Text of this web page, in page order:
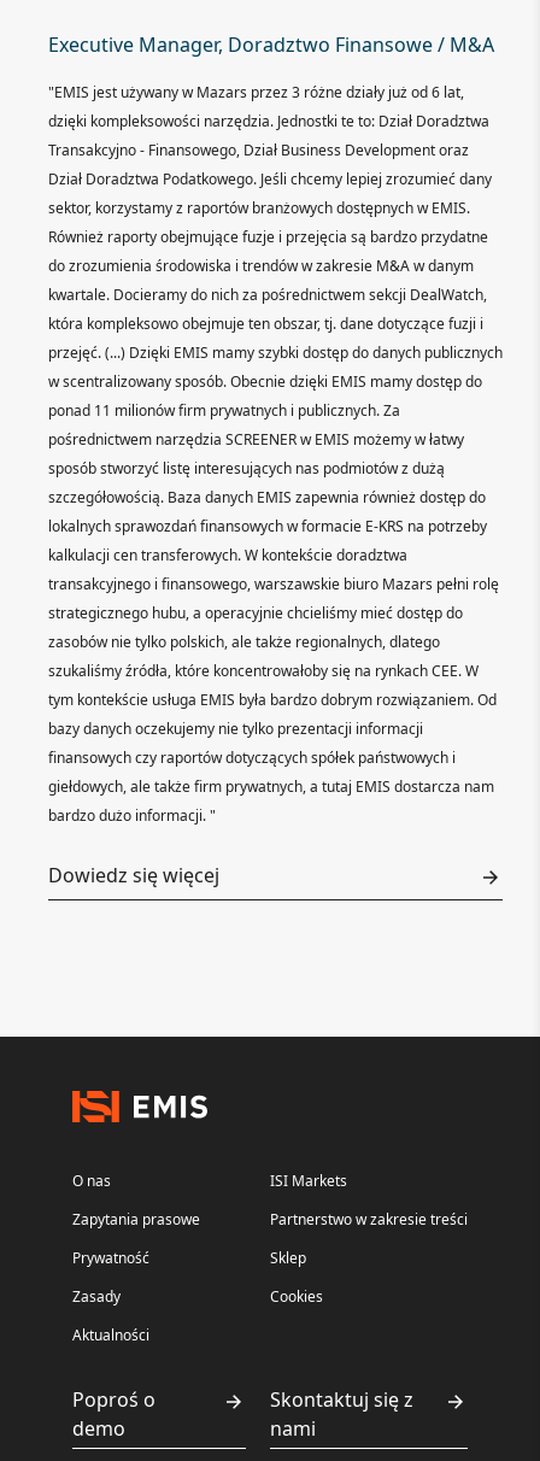
Executive Manager, Doradztwo Finansowe / M&A
"EMIS jest używany w Mazars przez 3 różne działy już od 6 lat,
dzięki kompleksowości narzędzia. Jednostki te to: Dział Doradztwa
Transakcyjno - Finansowego, Dział Business Development oraz
Dział Doradztwa Podatkowego. Jeśli chcemy lepiej zrozumieć dany
sektor, korzystamy z raportów branżowych dostępnych w EMIS.
Również raporty obejmujące fuzje i przejęcia są bardzo przydatne
do zrozumienia środowiska i trendów w zakresie M&A w danym
kwartale. Docieramy do nich za pośrednictwem sekcji DealWatch,
która kompleksowo obejmuje ten obszar, tj. dane dotyczące fuzji i
przejęć. (...) Dzięki EMIS mamy szybki dostęp do danych publicznych
w scentralizowany sposób. Obecnie dzięki EMIS mamy dostęp do
ponad 11 milionów firm prywatnych i publicznych. Za
pośrednictwem narzędzia SCREENER w EMIS możemy w łatwy
sposób stworzyć listę interesujących nas podmiotów z dużą
szczegółowością. Baza danych EMIS zapewnia również dostęp do
lokalnych sprawozdań finansowych w formacie E-KRS na potrzeby
kalkulacji cen transferowych. W kontekście doradztwa
transakcyjnego i finansowego, warszawskie biuro Mazars pełni rolę
strategicznego hubu, a operacyjnie chcieliśmy mieć dostęp do
zasobów nie tylko polskich, ale także regionalnych, dlatego
szukaliśmy źródła, które koncentrowałoby się na rynkach CEE. W
tym kontekście usługa EMIS była bardzo dobrym rozwiązaniem. Od
bazy danych oczekujemy nie tylko prezentacji informacji
finansowych czy raportów dotyczących spółek państwowych i
giełdowych, ale także firm prywatnych, a tutaj EMIS dostarcza nam
bardzo dużo informacji. "
Dowiedz się więcej
O nas
ISI Markets
Zapytania prasowe
Partnerstwo w zakresie treści
Prywatność
Sklep
Zasady
Cookies
Aktualności
Poproś o
demo
Skontaktuj się z
nami